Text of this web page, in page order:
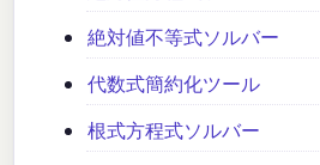
絶対値不等式ソルバー
代数式簡約化ツール
根式方程式ソルバー